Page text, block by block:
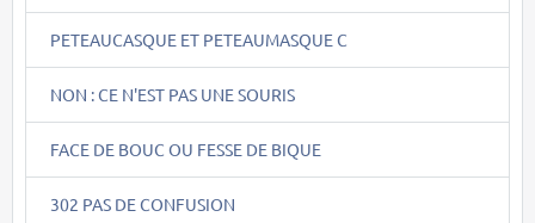
PETEAUCASQUE ET PETEAUMASQUE C
NON : CE N'EST PAS UNE SOURIS
FACE DE BOUC OU FESSE DE BIQUE
302 PAS DE CONFUSION